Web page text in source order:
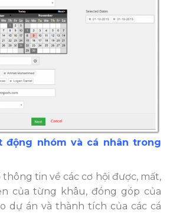
động nhóm và cá nhân trong
tin về các cơ hội được, mất,
của từng khâu, đóng góp của
dự án và thành tích của các cá